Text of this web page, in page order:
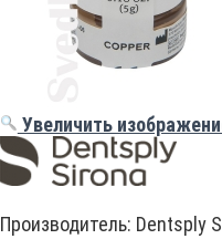
Увеличить
Производитель: Dentsply